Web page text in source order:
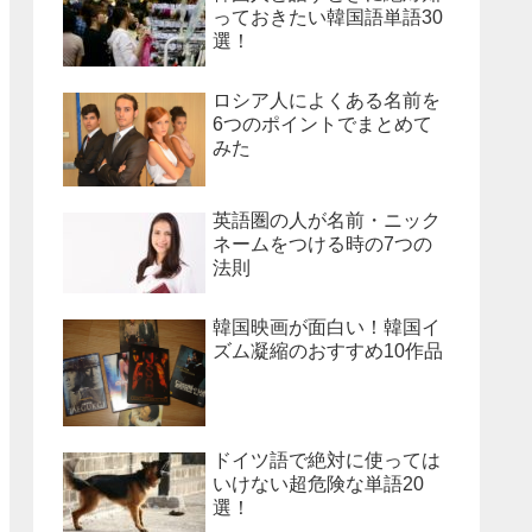
っておきたい韓国語単語30
選！
ロシア人によくある名前を
6つのポイントでまとめて
みた
英語圏の人が名前・ニック
ネームをつける時の7つの
法則
韓国映画が面白い！韓国イ
ズム凝縮のおすすめ10作品
ドイツ語で絶対に使っては
いけない超危険な単語20
選！